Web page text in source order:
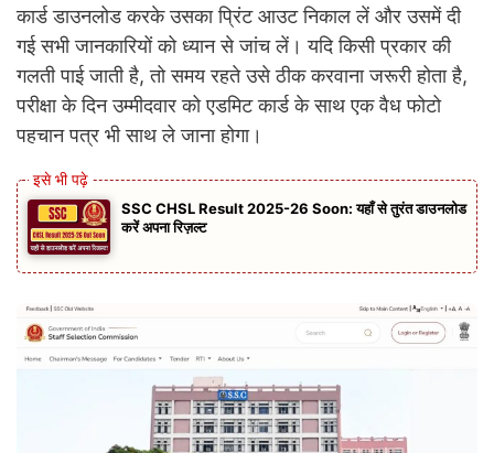
कार्ड डाउनलोड करके उसका प्रिंट आउट निकाल लें और उसमें दी
गई सभी जानकारियों को ध्यान से जांच लें। यदि किसी प्रकार की
गलती पाई जाती है, तो समय रहते उसे ठीक करवाना जरूरी होता है,
परीक्षा के दिन उम्मीदवार को एडमिट कार्ड के साथ एक वैध फोटो
पहचान पत्र भी साथ ले जाना होगा।
SSC CHSL Result 2025-26 Soon: यहाँ से तुरंत डाउनलोड
करें अपना रिज़ल्ट